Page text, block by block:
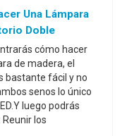
Una Lámpara
Doble
cómo hacer
de madera, el
bastante fácil y no
senos lo único
luego podrás
los